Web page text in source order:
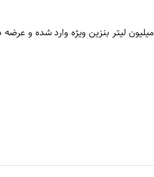
واردات بنزین ویژه به کشور آغاز شد و محصولات از طریق بورس انرژی عرضه می‌شوند. ۶.۵ میلیون لیتر